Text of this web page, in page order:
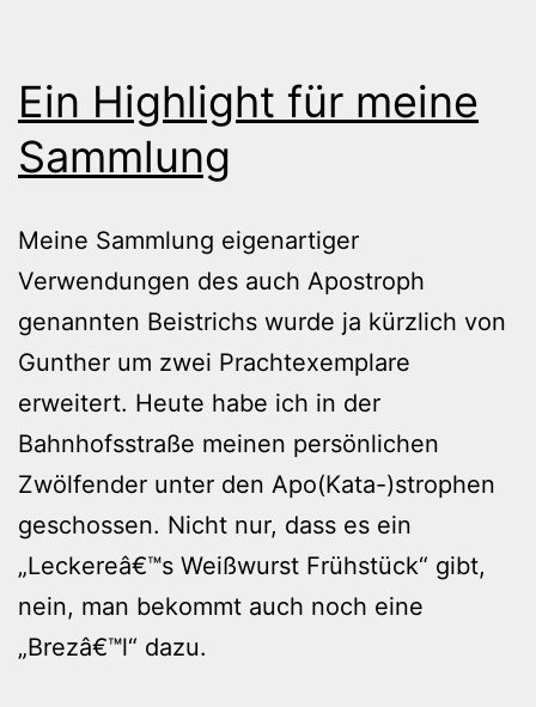
Ein Highlight für meine
Sammlung
Meine Sammlung eigenartiger
Verwendungen des auch Apostroph
genannten Beistrichs wurde ja kürzlich von
Gunther um zwei Prachtexemplare
erweitert. Heute habe ich in der
Bahnhofsstraße meinen persönlichen
Zwölfender unter den Apo(Kata-)strophen
geschossen. Nicht nur, dass es ein
„Leckereâ€™s Weißwurst Frühstück“ gibt,
nein, man bekommt auch noch eine
„Brezâ€™l“ dazu.